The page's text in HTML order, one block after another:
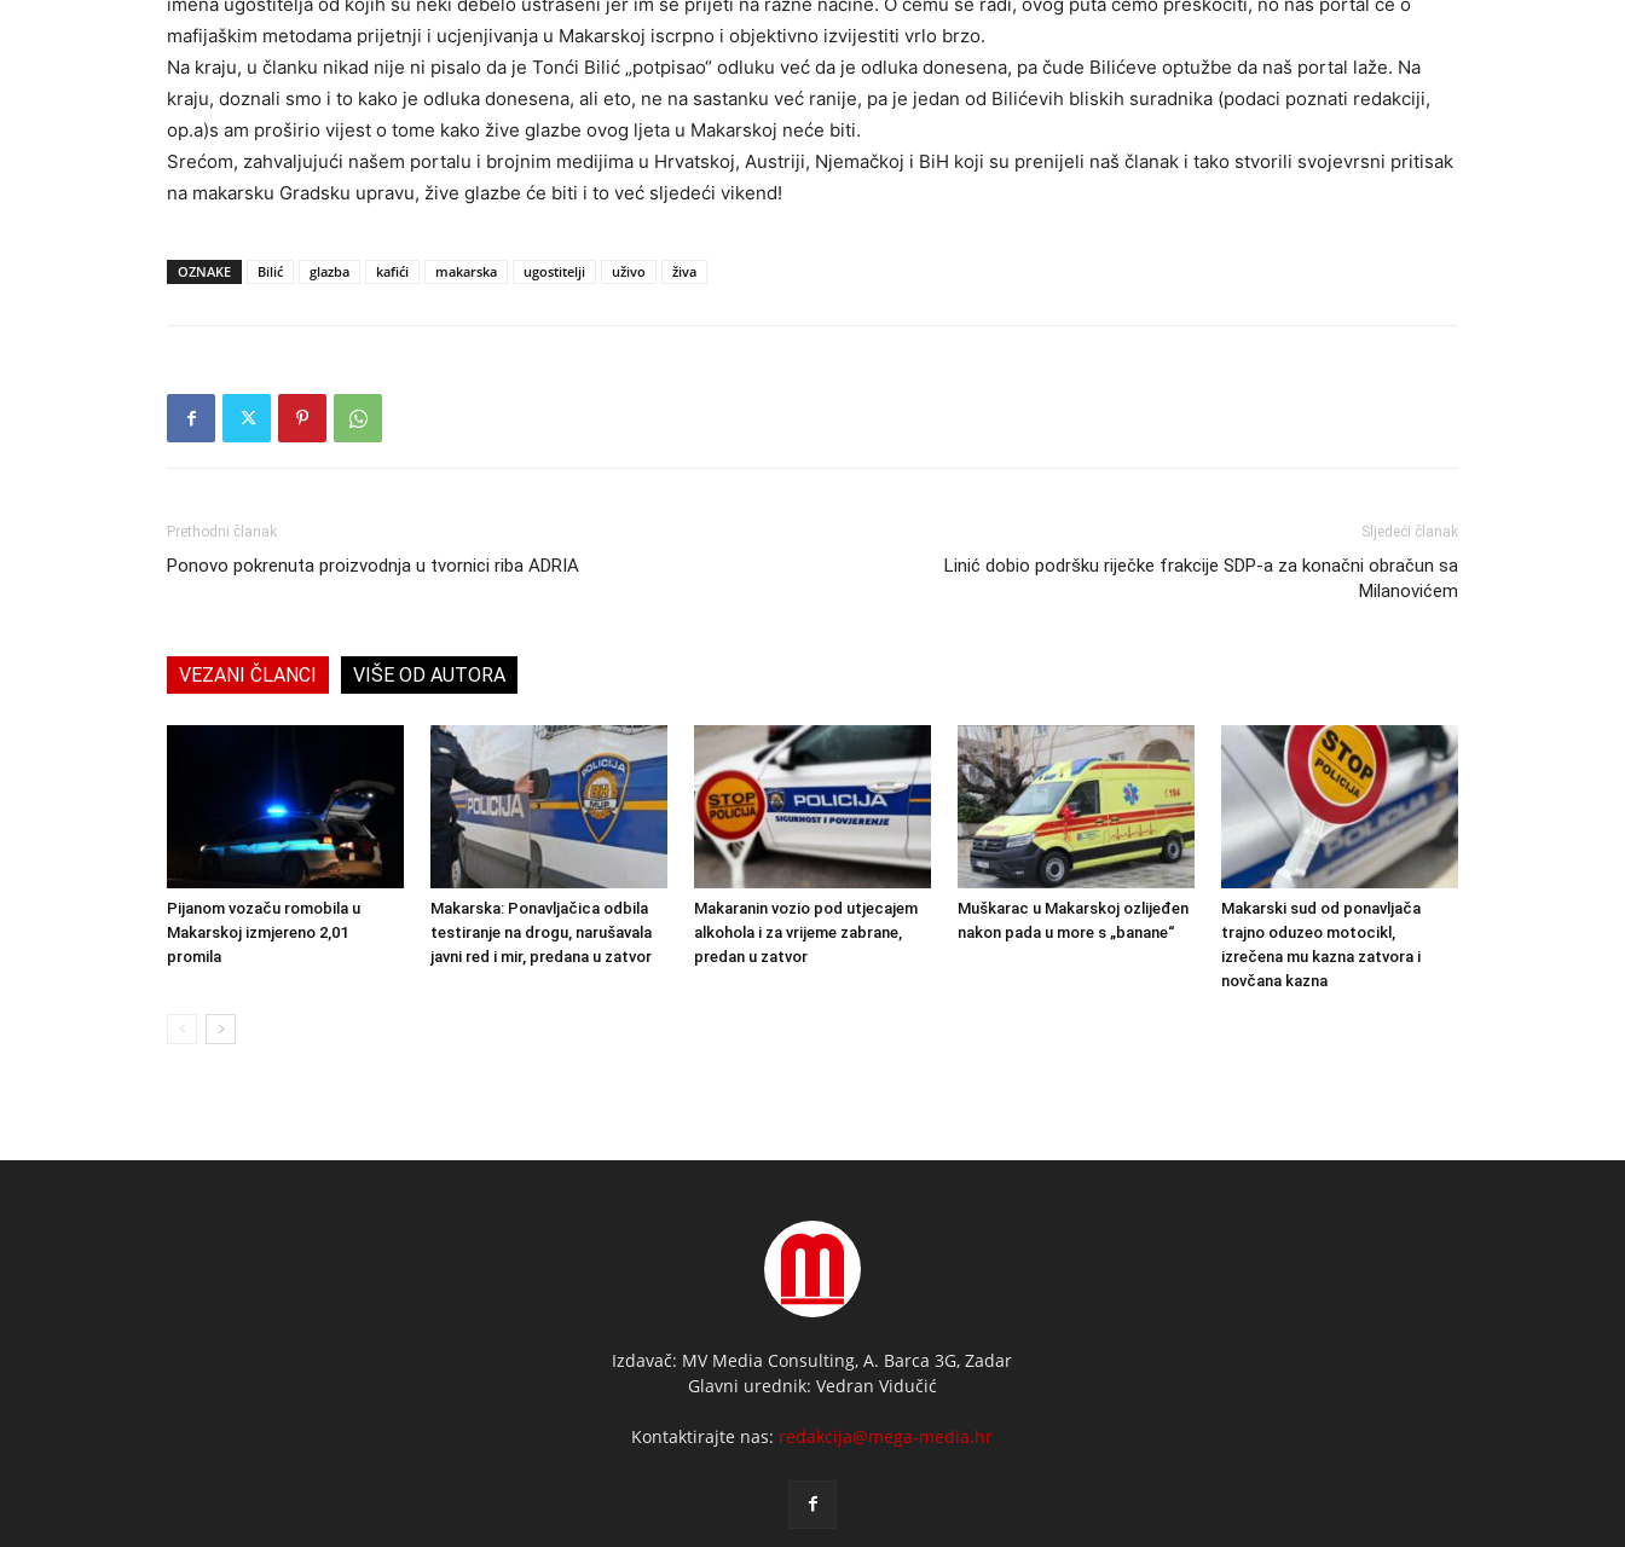
mafijaškim metodama prijetnji i ucjenjivanja u Makarskoj iscrpno i objektivno izvijestiti vrlo brzo.
Na kraju, u članku nikad nije ni pisalo da je Tonći Bilić „potpisao“ odluku već da je odluka donesena, pa čude Bilićeve optužbe da naš portal laže. Na
kraju, doznali smo i to kako je odluka donesena, ali eto, ne na sastanku već ranije, pa je jedan od Bilićevih bliskih suradnika (podaci poznati redakciji,
op.a)s am proširio vijest o tome kako žive glazbe ovog ljeta u Makarskoj neće biti.
Srećom, zahvaljujući našem portalu i brojnim medijima u Hrvatskoj, Austriji, Njemačkoj i BiH koji su prenijeli naš članak i tako stvorili svojevrsni pritisak
na makarsku Gradsku upravu, žive glazbe će biti i to već sljedeći vikend!
OZNAKE Bilić glazba kafići makarska ugostitelji uživo živa
Prethodni članak
Ponovo pokrenuta proizvodnja u tvornici riba ADRIA
Sljedeći članak
Linić dobio podršku riječke frakcije SDP-a za konačni obračun sa
Milanovićem
VEZANI ČLANCI VIŠE OD AUTORA
Pijanom vozaču romobila u
Makarskoj izmjereno 2,01
promila
Makarska: Ponavljačica odbila
testiranje na drogu, narušavala
javni red i mir, predana u zatvor
Makaranin vozio pod utjecajem
alkohola i za vrijeme zabrane,
predan u zatvor
Muškarac u Makarskoj ozlijeđen
nakon pada u more s „banane“
Makarski sud od ponavljača
trajno oduzeo motocikl,
izrečena mu kazna zatvora i
novčana kazna
Izdavač: MV Media Consulting, A. Barca 3G, Zadar
Glavni urednik: Vedran Vidučić
Kontaktirajte nas: redakcija@mega-media.hr